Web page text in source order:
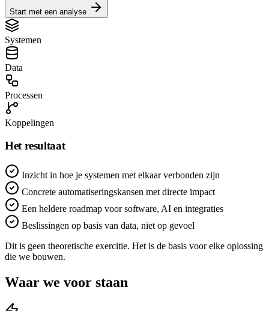
Start met een analyse
Systemen
Data
Processen
Koppelingen
Het resultaat
Inzicht in hoe je systemen met elkaar verbonden zijn
Concrete automatiseringskansen met directe impact
Een heldere roadmap voor software, AI en integraties
Beslissingen op basis van data, niet op gevoel
Dit is geen theoretische exercitie. Het is de basis voor elke oplossing
die we bouwen.
Waar we voor staan